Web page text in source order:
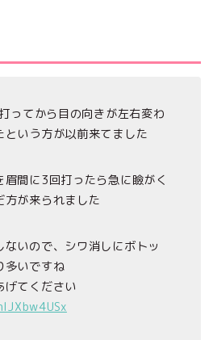
ってから目の向きが左右変わ
という方が以前来てました
間に3回打ったら急に瞼がく
方が来られました
いので、シワ消しにボトッ
多いですね
げてください